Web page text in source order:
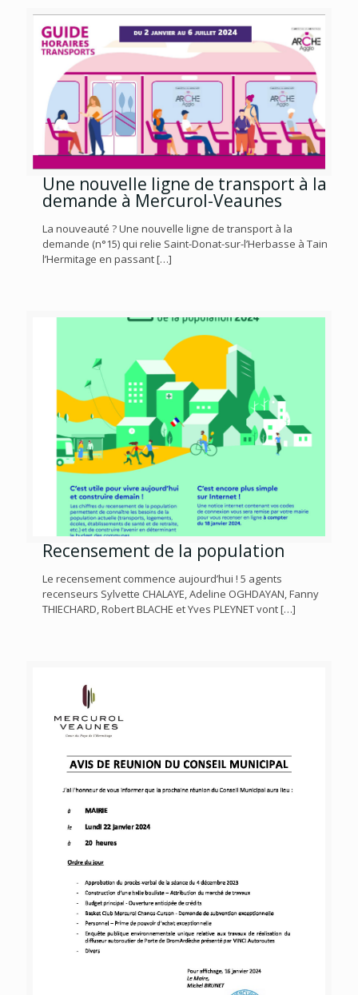
Une nouvelle ligne de transport à la
demande à Mercurol-Veaunes
La nouveauté ? Une nouvelle ligne de transport à la
demande (n°15) qui relie Saint-Donat-sur-l’Herbasse à Tain
l’Hermitage en passant[…]
Recensement de la population
Le recensement commence aujourd’hui ! 5 agents
recenseurs Sylvette CHALAYE, Adeline OGHDAYAN, Fanny
THIECHARD, Robert BLACHE et Yves PLEYNET vont[…]